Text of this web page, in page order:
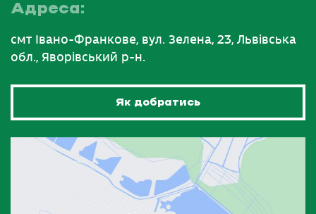
Адреса:
смт Івано-Франкове, вул. Зелена, 23, Львівська
обл., Яворівський р-н.
Як добратись